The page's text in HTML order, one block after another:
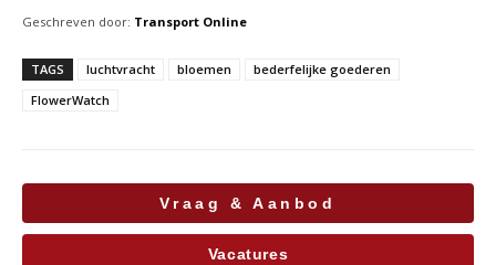
Geschreven door: Transport Online
TAGS luchtvracht bloemen
bederfelijke goederen
FlowerWatch
Vraag & Aanbod
Vacatures